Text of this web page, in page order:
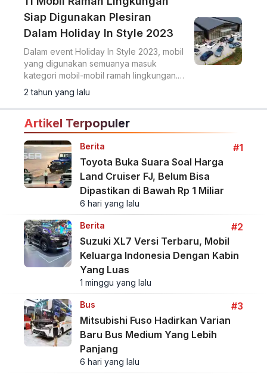
Siap Digunakan Plesiran
Dalam Holiday In Style 2023
Dalam event Holiday In Style 2023, mobil
yang digunakan semuanya masuk
kategori mobil-mobil ramah lingkungan.
Ini tujuannya
2 tahun yang lalu
Artikel Terpopuler
Berita
#1
Toyota Buka Suara Soal Harga
Land Cruiser FJ, Belum Bisa
Dipastikan di Bawah Rp 1 Miliar
6 hari yang lalu
Berita
#2
Suzuki XL7 Versi Terbaru, Mobil
Keluarga Indonesia Dengan Kabin
Yang Luas
1 minggu yang lalu
Bus
#3
Mitsubishi Fuso Hadirkan Varian
Baru Bus Medium Yang Lebih
Panjang
6 hari yang lalu